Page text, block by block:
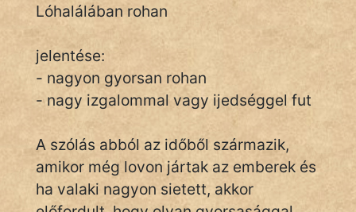
Szólások
Tréfás
IRODALOM
SZÓLÁS
És
Lóhalálában rohan
jelentése:
- nagyon gyorsan rohan
- nagy izgalommal vagy ijedséggel fut
A szólás abból az időből származik,
amikor még lovon jártak az emberek és
ha valaki nagyon sietett, akkor